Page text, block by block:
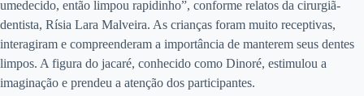
umedecido, então limpou rapidinho”, conforme relatos da cirurgiã-
dentista, Rísia Lara Malveira. As crianças foram muito receptivas,
interagiram e compreenderam a importância de manterem seus dentes
limpos. A figura do jacaré, conhecido como Dinoré, estimulou a
imaginação e prendeu a atenção dos participantes.